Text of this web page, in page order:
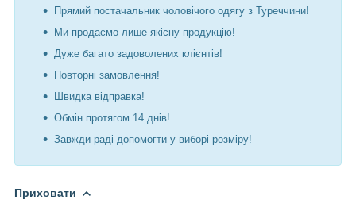
Прямий постачальник чоловічого одягу з Туреччини!
Ми продаємо лише якісну продукцію!
Дуже багато задоволених клієнтів!
Повторні замовлення!
Швидка відправка!
Обмін протягом 14 днів!
Завжди раді допомогти у виборі розміру!
Приховати